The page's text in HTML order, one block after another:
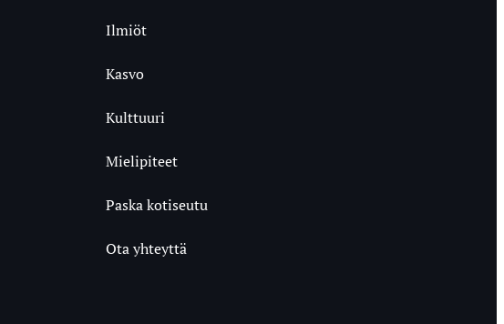
Ilmiöt
Kasvo
Kulttuuri
Mielipiteet
Paska kotiseutu
Ota yhteyttä